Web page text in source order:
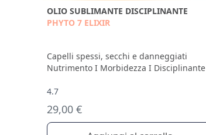
OLIO SUBLIMANTE DISCIPLINANTE
PHYTO 7 ELIXIR
Capelli spessi, secchi e danneggiati
Nutrimento I Morbidezza I Disciplinante
4.7
29,00 €